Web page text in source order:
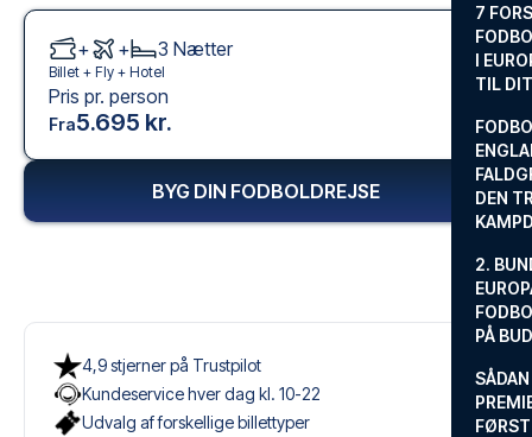
7
I
TIL
DEN
2.
PÅ
4,9 stjerner på Trustpilot
Kundeservice hver dag kl. 10-22
Udvalg af forskellige billettyper
+ + 3 Nætter
Billet + Fly + Hotel
Pris pr. person
Fra5.695 kr.
BYG DIN FODBOLDREJSE